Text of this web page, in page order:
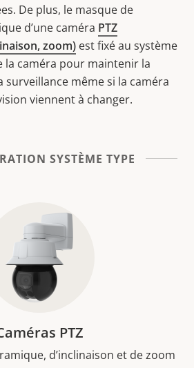
De plus, le masque de
d’une caméra PTZ
zoom) est fixé au système
la caméra pour maintenir la
surveillance même si la caméra
viennent à changer.
SYSTÈME TYPE
PTZ
d’inclinaison et de zoom